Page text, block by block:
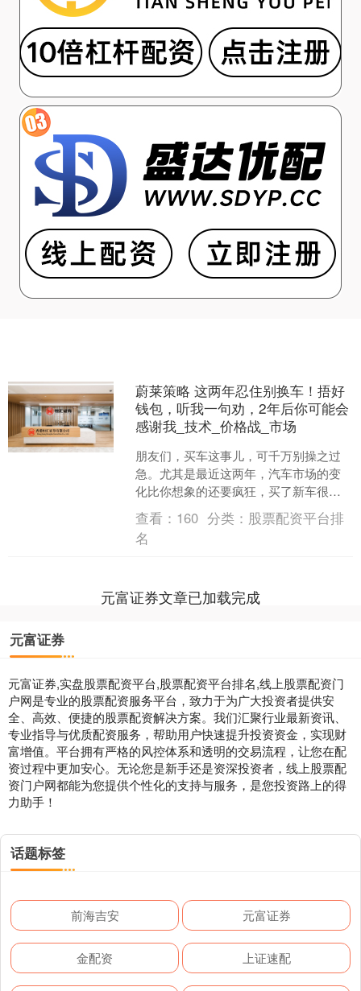
蔚莱策略 这两年忍住别换车！捂好
钱包，听我一句劝，2年后你可能会
感谢我_技术_价格战_市场
朋友们，买车这事儿，可千万别操之过
急。尤其是最近这两年，汽车市场的变
化比你想象的还要疯狂，买了新车很可
能刚提回来就开始贬值，甚至后悔到想
把车退了。别着急，我今天....
查看： 160 分类： 股票配资平台排
名
元富证券文章已加载完成
元富证券
元富证券,实盘股票配资平台,股票配资平台排名,线上股票配资门
户网是专业的股票配资服务平台，致力于为广大投资者提供安
全、高效、便捷的股票配资解决方案。我们汇聚行业最新资讯、
专业指导与优质配资服务，帮助用户快速提升投资资金，实现财
富增值。平台拥有严格的风控体系和透明的交易流程，让您在配
资过程中更加安心。无论您是新手还是资深投资者，线上股票配
资门户网都能为您提供个性化的支持与服务，是您投资路上的得
力助手！
话题标签
前海吉安 元富证券
金配资 上证速配